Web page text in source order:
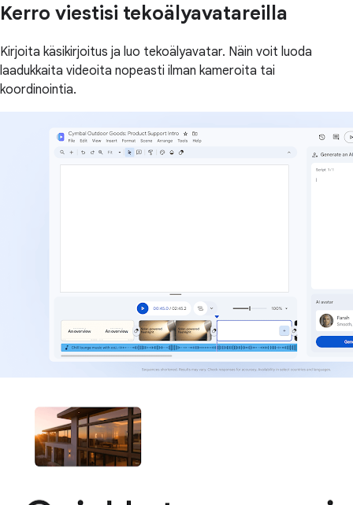
Kerro viestisi tekoälyavatareilla
Kirjoita käsikirjoitus ja luo tekoälyavatar. Näin voit luoda
laadukkaita videoita nopeasti ilman kameroita tai
koordinointia.